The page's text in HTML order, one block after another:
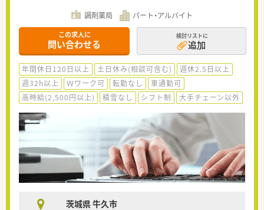
調剤薬局 パート・アルバイト
この求人に
問い合わせる
検討リストに
追加
年間休日120日以上 土日休み(相談可含む)
週休2.5日以上
週32h以上
Ｗワーク可 転勤なし
車通勤可
高時給(2,500円以上)
積雪なし シフト制 大手チェーン以外
茨城県 牛久市